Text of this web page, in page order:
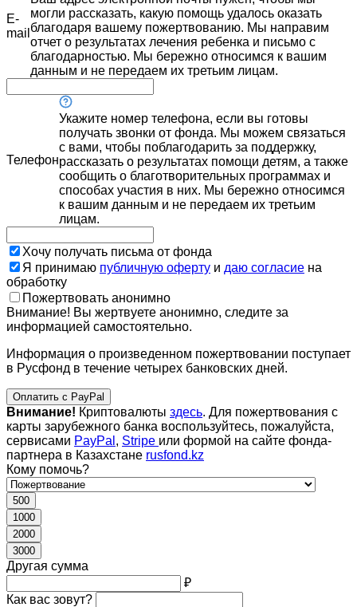
E-
mail
могли рассказать, какую помощь удалось оказать
благодаря вашему пожертвованию. Мы направим
отчет о результатах лечения ребенка и письмо с
благодарностью. Мы бережно относимся к вашим
данным и не передаем их третьим лицам.
Телефон
Укажите номер телефона, если вы готовы
получать звонки от фонда. Мы можем связаться
с вами, чтобы поблагодарить за поддержку,
рассказать о результатах помощи детям, а также
сообщить о благотворительных программах и
способах участия в них. Мы бережно относимся
к вашим данным и не передаем их третьим
лицам.
Хочу получать письма от фонда
Я принимаю публичную оферту и даю согласие на
обработку
Пожертвовать анонимно
Внимание! Вы жертвуете анонимно, следите за
информацией самостоятельно.
Информация о произведенном пожертвовании поступает
в Русфонд в течение четырех банковских дней.
Оплатить с PayPal
Внимание! Криптовалюты здесь. Для пожертвования с
карты зарубежного банка воспользуйтесь, пожалуйста,
сервисами PayPal , Stripe или формой на сайте фонда-
партнера в Казахстане rusfond.kz
Кому помочь?
500
1000
2000
3000
Другая сумма
₽
Как вас зовут?